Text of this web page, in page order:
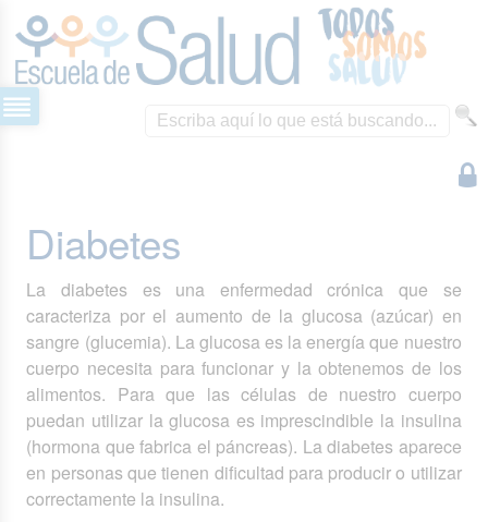
Diabetes
La diabetes es una enfermedad crónica que se
caracteriza por el aumento de la glucosa (azúcar) en
sangre (glucemia). La glucosa es la energía que nuestro
cuerpo necesita para funcionar y la obtenemos de los
alimentos. Para que las células de nuestro cuerpo
puedan utilizar la glucosa es imprescindible la insulina
(hormona que fabrica el páncreas). La diabetes aparece
en personas que tienen dificultad para producir o utilizar
correctamente la insulina.